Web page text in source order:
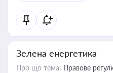
Зелена енергетика
Про що тема: Правове